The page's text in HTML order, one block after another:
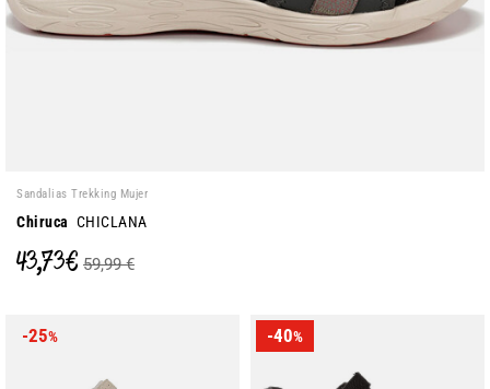
Sandalias Trekking Mujer
Chiruca CHICLANA
43,73 € 59,99 €
-25% -40%